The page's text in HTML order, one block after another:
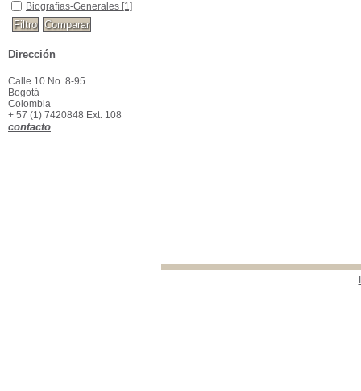
Biografías-Generales
Biografías-Generales [1]
Dirección
Calle 10 No. 8-95
Bogotá
Colombia
+ 57 (1) 7420848 Ext. 108
contacto